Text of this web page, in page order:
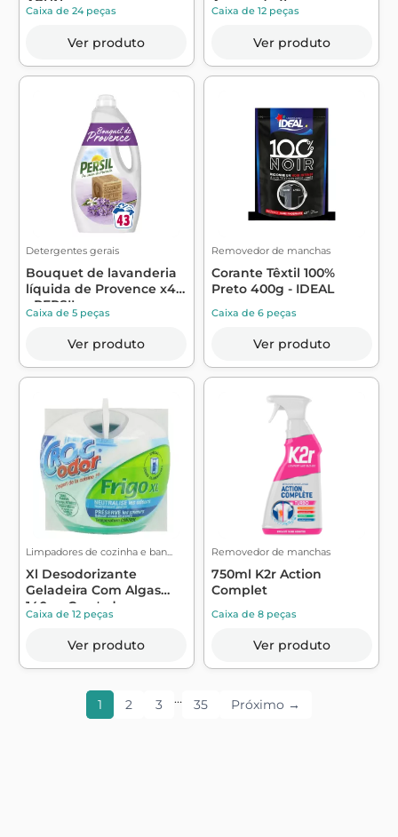
ARUN
Caixa de 24 peças
Ver produto
Aroma de flo...
Caixa de 12 peças
Ver produto
Detergentes gerais
Bouquet de lavanderia
líquida de Provence x43
- PERSIL
Caixa de 5 peças
Ver produto
Removedor de manchas
Corante Têxtil 100%
Preto 400g - IDEAL
Caixa de 6 peças
Ver produto
Limpadores de cozinha e ban...
Xl Desodorizante
Geladeira Com Algas
140g - Croc'odor
Caixa de 12 peças
Ver produto
Removedor de manchas
750ml K2r Action
Complet
Caixa de 8 peças
Ver produto
1 2 3 … 35 Próximo →